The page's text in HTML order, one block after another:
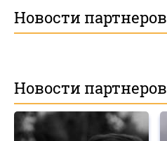
Новости партнеров
Новости партнеров